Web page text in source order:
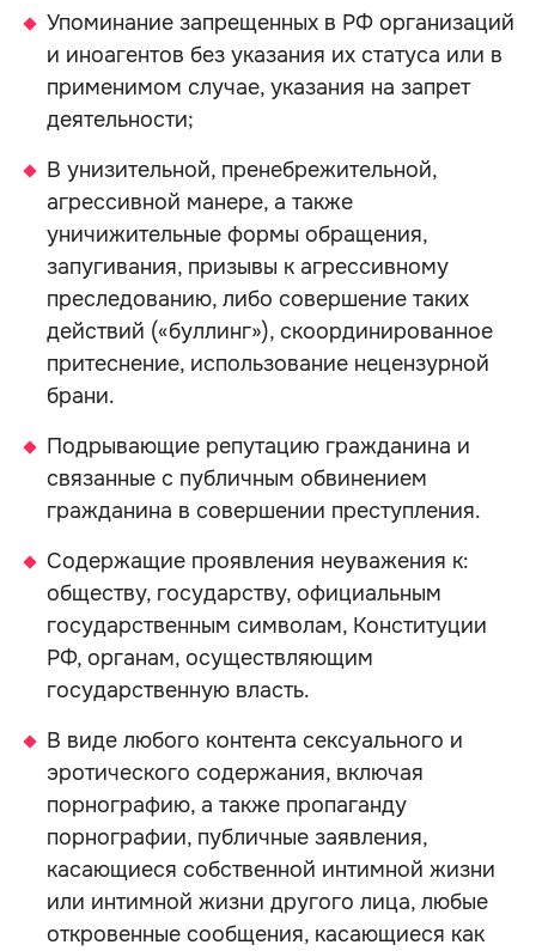
Упоминание запрещенных в РФ организаций
и иноагентов без указания их статуса или в
применимом случае, указания на запрет
деятельности;
В унизительной, пренебрежительной,
агрессивной манере, а также
уничижительные формы обращения,
запугивания, призывы к агрессивному
преследованию, либо совершение таких
действий («буллинг»), скоординированное
притеснение, использование нецензурной
брани.
Подрывающие репутацию гражданина и
связанные с публичным обвинением
гражданина в совершении преступления.
Содержащие проявления неуважения к:
обществу, государству, официальным
государственным символам, Конституции
РФ, органам, осуществляющим
государственную власть.
В виде любого контента сексуального и
эротического содержания, включая
порнографию, а также пропаганду
порнографии, публичные заявления,
касающиеся собственной интимной жизни
или интимной жизни другого лица, любые
откровенные сообщения, касающиеся как